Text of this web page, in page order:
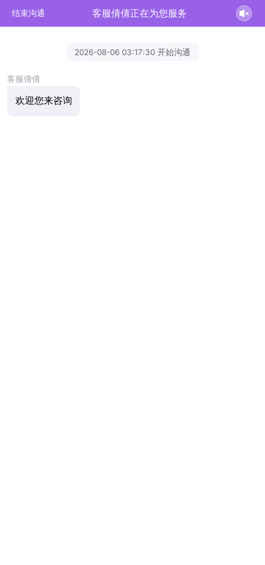
结束沟通 客服倩倩正在为您服务
2026-08-06 03:17:30 开始沟通
客服倩倩
欢迎您来咨询